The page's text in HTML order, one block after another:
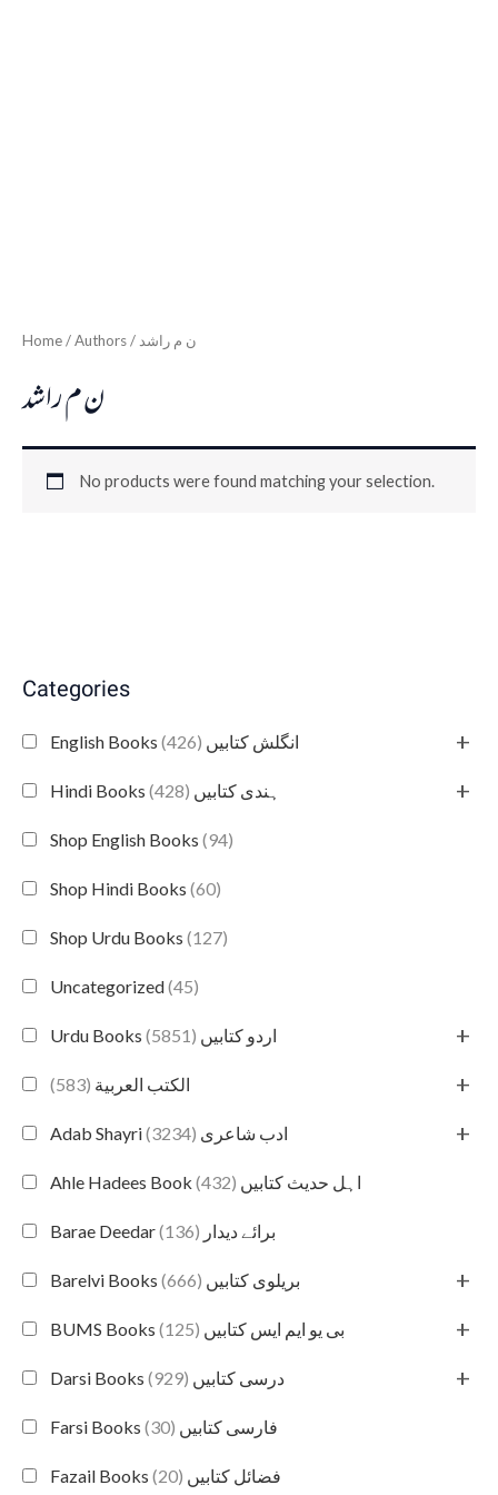
Categories
English Books انگلش کتابیں (426) +
Hindi Books ہندی کتابیں (428) +
Shop English Books (94)
Shop Hindi Books (60)
Shop Urdu Books (127)
Uncategorized(45)
Urdu Books اردو کتابیں (5851) +
الكتب العربية (583) +
Adab Shayri ادب شاعری (3234) +
Ahle Hadees Book اہل حدیث کتابیں (432)
Barae Deedar برائے دیدار (136)
Barelvi Books بریلوی کتابیں (666) +
BUMS Books بی یو ایم ایس کتابیں (125) +
Darsi Books درسی کتابیں (929) +
Farsi Books فارسی کتابیں (30)
Fazail Books فضائل کتابیں (20)
Home / Authors / ن م راشد
ن م راشد
No products were found matching your selection.